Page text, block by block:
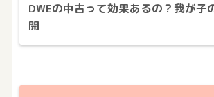
DWEの中古って効果あるの？我が子
開